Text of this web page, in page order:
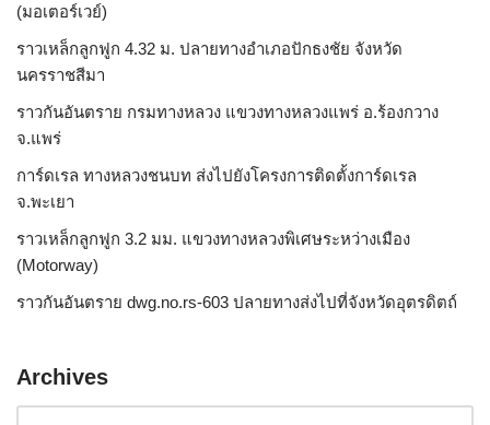
(มอเตอร์เวย์)
ราวเหล็กลูกฟูก 4.32 ม. ปลายทางอำเภอปักธงชัย จังหวัด
นครราชสีมา
ราวกันอันตราย กรมทางหลวง แขวงทางหลวงแพร่ อ.ร้องกวาง
จ.แพร่
การ์ดเรล ทางหลวงชนบท ส่งไปยังโครงการติดตั้งการ์ดเรล
จ.พะเยา
ราวเหล็กลูกฟูก 3.2 มม. แขวงทางหลวงพิเศษระหว่างเมือง
(Motorway)
ราวกันอันตราย dwg.no.rs-603 ปลายทางส่งไปที่จังหวัดอุตรดิตถ์
Archives